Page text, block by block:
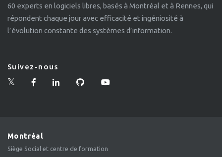
60 experts en logiciels libres, basés à Montréal et à Rennes, qui
répondent chaque jour avec efficacité et ingéniosité à
l’évolution constante des systèmes d’information.
Suivez-nous
Montréal
Siège Social et centre de formation